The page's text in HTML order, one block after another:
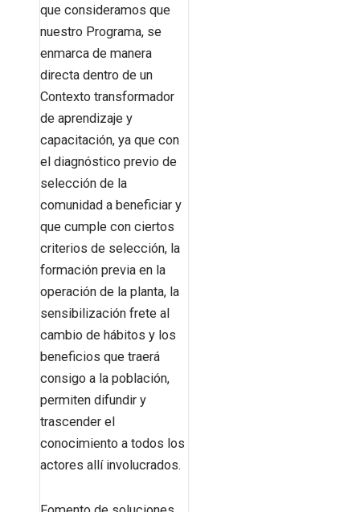
que consideramos que
nuestro Programa, se
enmarca de manera
directa dentro de un
Contexto transformador
de aprendizaje y
capacitación, ya que con
el diagnóstico previo de
selección de la
comunidad a beneficiar y
que cumple con ciertos
criterios de selección, la
formación previa en la
operación de la planta, la
sensibilización frete al
cambio de hábitos y los
beneficios que traerá
consigo a la población,
permiten difundir y
trascender el
conocimiento a todos los
actores allí involucrados.